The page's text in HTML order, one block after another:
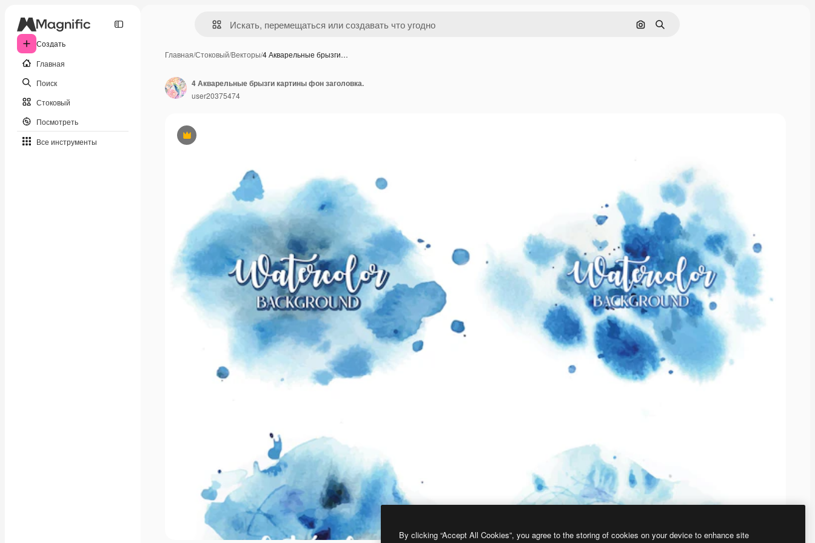
Создать
Главная
Поиск
Стоковый
Посмотреть
Все инструменты
Поиск по изображению
Поиск
Главная/Стоковый/Векторы/4 Акварельные брызги…
Премиум
4 Акварельные брызги картины фон заголовка.
user20375474
By clicking “Accept All Cookies”, you agree to the storing of cookies on your device to enhance site